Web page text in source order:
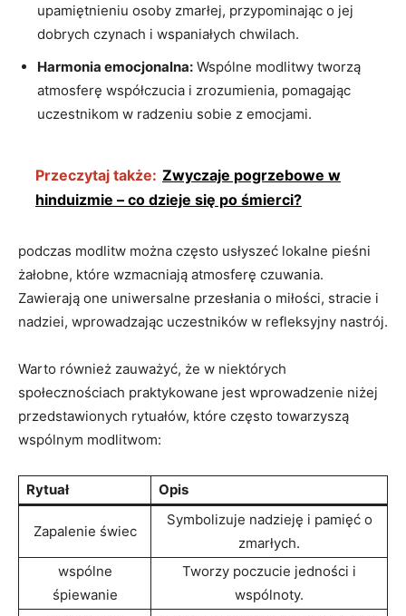
upamiętnieniu osoby zmarłej, przypominając o jej
dobrych czynach i wspaniałych chwilach.
Harmonia emocjonalna: Wspólne modlitwy tworzą
atmosferę współczucia i zrozumienia, pomagając
uczestnikom w radzeniu sobie z emocjami.
Przeczytaj także: Zwyczaje pogrzebowe w
hinduizmie – co dzieje się po śmierci?
podczas modlitw można często usłyszeć lokalne pieśni
żałobne, które wzmacniają atmosferę czuwania.
Zawierają one uniwersalne przesłania o miłości, stracie i
nadziei, wprowadzając uczestników w refleksyjny nastrój.
Warto również zauważyć, że w niektórych
społecznościach praktykowane jest wprowadzenie niżej
przedstawionych rytuałów, które często towarzyszą
wspólnym modlitwom:
Rytuał Opis
Zapalenie świec
Symbolizuje nadzieję i pamięć o
zmarłych.
wspólne
śpiewanie
Tworzy poczucie jedności i
wspólnoty.